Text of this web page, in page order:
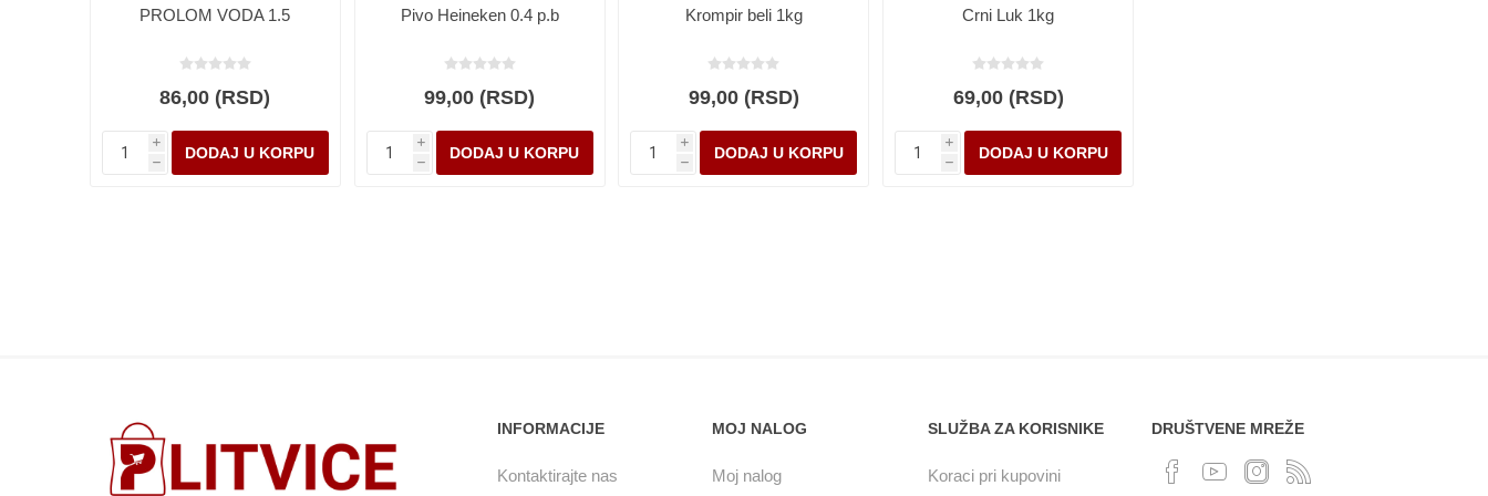
PROLOM VODA 1.5
86,00 (RSD)
i
h
Pivo Heineken 0.4 p.b
99,00 (RSD)
i
h
Krompir beli 1kg
99,00 (RSD)
i
h
Crni Luk 1kg
69,00 (RSD)
i
h
INFORMACIJE
Kontaktirajte nas
MOJ NALOG
Moj nalog
SLUŽBA ZA KORISNIKE
Koraci pri kupovini
DRUŠTVENE MREŽE